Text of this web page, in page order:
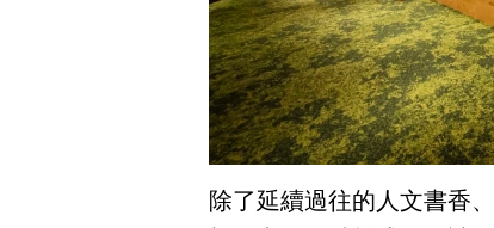
除了延續過往的人文書香、